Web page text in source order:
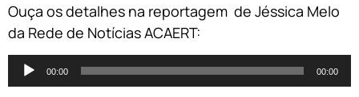
Ouça os detalhes na reportagem de Jéssica Melo
da Rede de Notícias ACAERT:
Tocador
de
00:00 00:00